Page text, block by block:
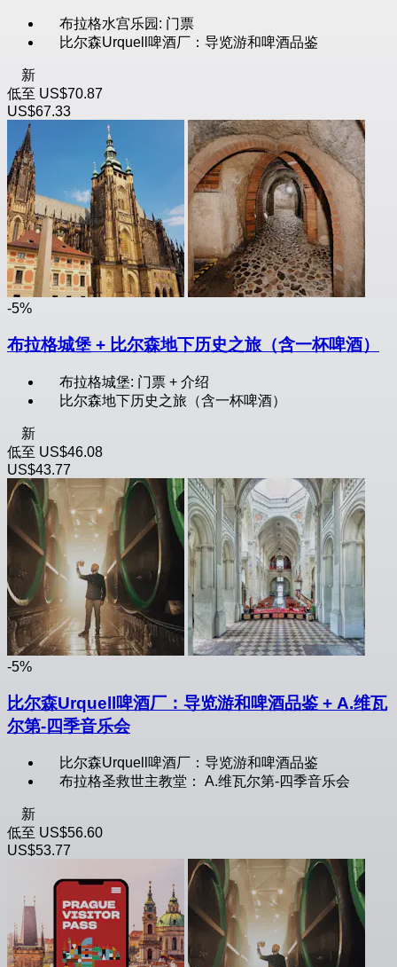
布拉格水宫乐园: 门票
比尔森Urquell啤酒厂：导览游和啤酒品鉴
新
低至 US$70.87
US$67.33
-5%
布拉格城堡 + 比尔森地下历史之旅（含一杯啤酒）
布拉格城堡: 门票 + 介绍
比尔森地下历史之旅（含一杯啤酒）
新
低至 US$46.08
US$43.77
-5%
比尔森Urquell啤酒厂：导览游和啤酒品鉴 + A.维瓦
尔第-四季音乐会
比尔森Urquell啤酒厂：导览游和啤酒品鉴
布拉格圣救世主教堂： A.维瓦尔第-四季音乐会
新
低至 US$56.60
US$53.77